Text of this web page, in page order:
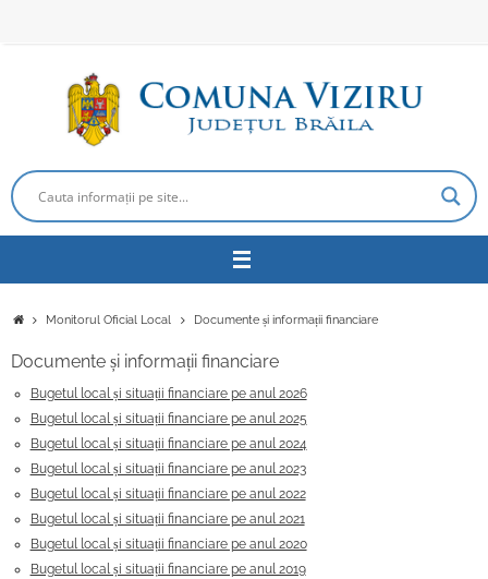
PrimaMonitorul Oficial Local Documente și informații financiare
Documente și informații financiare
Bugetul local și situații financiare pe anul 2026
Bugetul local și situații financiare pe anul 2025
Bugetul local și situații financiare pe anul 2024
Bugetul local și situații financiare pe anul 2023
Bugetul local și situații financiare pe anul 2022
Bugetul local și situații financiare pe anul 2021
Bugetul local și situații financiare pe anul 2020
Bugetul local și situații financiare pe anul 2019